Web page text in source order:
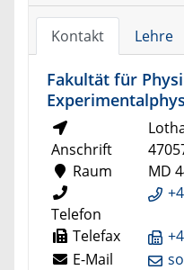
Kontakt Lehre
Fakultät für
Anschrift
Raum
MD
Telefon
Telefax
E-Mail